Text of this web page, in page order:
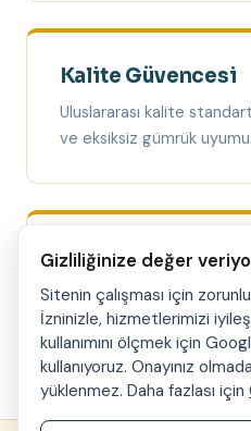
Kalite Güvencesi
Uluslararası kalite
ve eksiksiz gümrük uyumu.
Rekabetçi Fiyatlar
Kaliteden ödün
taşımacılık çözümleri.
Gizliliğinize değer
Sitenin çalışması için
İzninizle, hizmetlerimizi
kullanımını ölçmek için
kullanıyoruz. Onayınız
yüklenmez. Daha fazlası için